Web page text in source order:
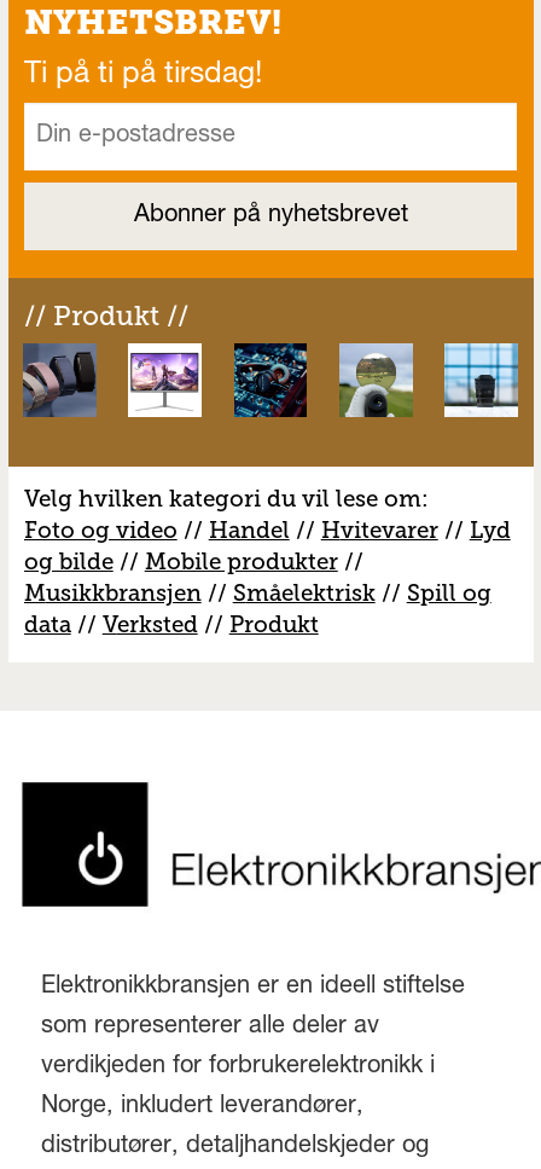
NYHETSBREV!
Ti på ti på tirsdag!
// Produkt //
Velg hvilken kategori du vil lese om:
Foto og video // Handel // Hvitevarer// Lyd
og bilde// Mobile produkter//
Musikkbransjen// Småelektrisk// Spill og
data// Verksted// Produkt
Elektronikkbransjen er en ideell stiftelse
som representerer alle deler av
verdikjeden for forbrukerelektronikk i
Norge, inkludert leverandører,
distributører, detaljhandelskjeder og